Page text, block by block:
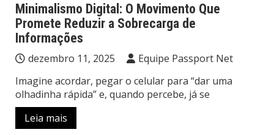
Minimalismo Digital: O Movimento Que
Promete Reduzir a Sobrecarga de
Informações
dezembro 11, 2025
Equipe Passport Net
Imagine acordar, pegar o celular para “dar uma
olhadinha rápida” e, quando percebe, já se
Leia mais